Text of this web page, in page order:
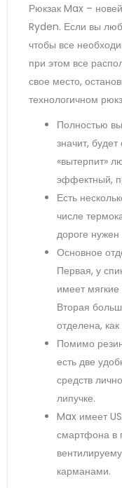
Рюкзак Max –
Ryden. Если вы
чтобы все
при этом все
свое место,
технологичном
Полностью
значит,
«вытерпит»
эффектный,
Есть
числе
дороге
Основное
Первая, у
имеет
Вторая
отделена,
Помимо
есть две
средств
липучке.
Max имеет
смартфона в
карманами.